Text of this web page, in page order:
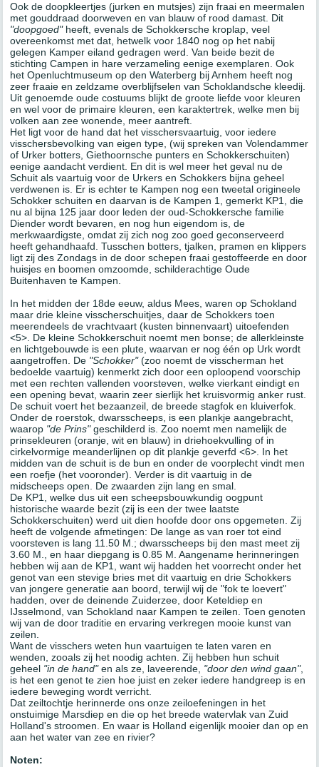
Ook de doopkleertjes (jurken en mutsjes) zijn fraai en meermalen
met gouddraad doorweven en van blauw of rood damast. Dit
"doopgoed"heeft, evenals de Schokkersche kroplap, veel
overeenkomst met dat, hetwelk voor 1840 nog op het nabij
gelegen Kamper eiland gedragen werd. Van beide bezit de
stichting Campen in hare verzameling eenige exemplaren. Ook
het Openluchtmuseum op den Waterberg bij Arnhem heeft nog
zeer fraaie en zeldzame overblijfselen van Schoklandsche kleedij.
Uit genoemde oude costuums blijkt de groote liefde voor kleuren
en wel voor de primaire kleuren, een karaktertrek, welke men bij
volken aan zee wonende, meer aantreft.
Het ligt voor de hand dat het visschersvaartuig, voor iedere
visschersbevolking van eigen type, (wij spreken van Volendammer
of Urker botters, Giethoornsche punters en Schokkerschuiten)
eenige aandacht verdient. En dit is wel meer het geval nu de
Schuit als vaartuig voor de Urkers en Schokkers bijna geheel
verdwenen is. Er is echter te Kampen nog een tweetal origineele
Schokker schuiten en daarvan is de Kampen 1, gemerkt KP1, die
nu al bijna 125 jaar door leden der oud-Schokkersche familie
Diender wordt bevaren, en nog hun eigendom is, de
merkwaardigste, omdat zij zich nog zoo goed geconserveerd
heeft gehandhaafd. Tusschen botters, tjalken, pramen en klippers
ligt zij des Zondags in de door schepen fraai gestoffeerde en door
huisjes en boomen omzoomde, schilderachtige Oude
Buitenhaven te Kampen.
In het midden der 18de eeuw, aldus Mees, waren op Schokland
maar drie kleine visscherschuitjes, daar de Schokkers toen
meerendeels de vrachtvaart (kusten binnenvaart) uitoefenden
<5>. De kleine Schokkerschuit noemt men bonse; de allerkleinste
en lichtgebouwde is een plute, waarvan er nog één op Urk wordt
aangetroffen. De "Schokker"(zoo noemt de visscherman het
bedoelde vaartuig) kenmerkt zich door een oploopend voorschip
met een rechten vallenden voorsteven, welke vierkant eindigt en
een opening bevat, waarin zeer sierlijk het kruisvormig anker rust.
De schuit voert het bezaanzeil, de breede stagfok en kluiverfok.
Onder de roerstok, dwarsscheeps, is een plankje aangebracht,
waarop "de Prins"geschilderd is. Zoo noemt men namelijk de
prinsekleuren (oranje, wit en blauw) in driehoekvulling of in
cirkelvormige meanderlijnen op dit plankje geverfd <6>. In het
midden van de schuit is de bun en onder de voorplecht vindt men
een roefje (het vooronder). Verder is dit vaartuig in de
midscheeps open. De zwaarden zijn lang en smal.
De KP1, welke dus uit een scheepsbouwkundig oogpunt
historische waarde bezit (zij is een der twee laatste
Schokkerschuiten) werd uit dien hoofde door ons opgemeten. Zij
heeft de volgende afmetingen: De lange as van roer tot eind
voorsteven is lang 11.50 M.; dwarsscheeps bij den mast meet zij
3.60 M., en haar diepgang is 0.85 M. Aangename herinneringen
hebben wij aan de KP1, want wij hadden het voorrecht onder het
genot van een stevige bries met dit vaartuig en drie Schokkers
van jongere generatie aan boord, terwijl wij de "fok te loevert"
hadden, over de deinende Zuiderzee, door Keteldiep en
IJsselmond, van Schokland naar Kampen te zeilen. Toen genoten
wij van de door traditie en ervaring verkregen mooie kunst van
zeilen.
Want de visschers weten hun vaartuigen te laten varen en
wenden, zooals zij het noodig achten. Zij hebben hun schuit
geheel "in de hand"en als ze, laveerende, "door den wind gaan",
is het een genot te zien hoe juist en zeker iedere handgreep is en
iedere beweging wordt verricht.
Dat zeiltochtje herinnerde ons onze zeiloefeningen in het
onstuimige Marsdiep en die op het breede watervlak van Zuid
Holland's stroomen. En waar is Holland eigenlijk mooier dan op en
aan het water van zee en rivier?
Noten: